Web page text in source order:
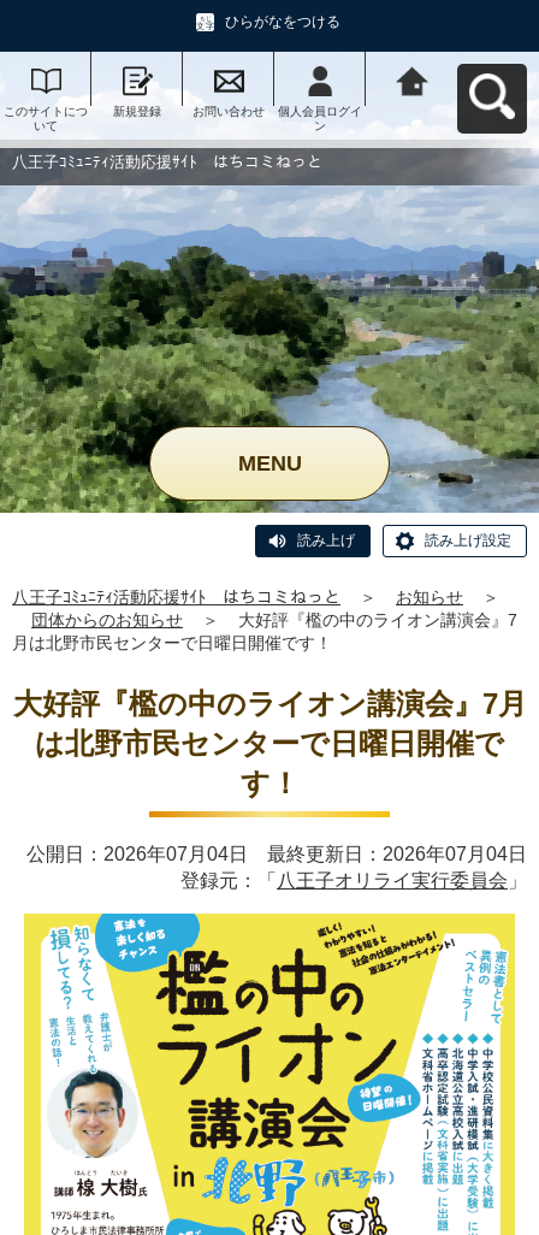
ひらがなをつける
このサイトにつ
いて
新規登録 お問い合わせ
個人会員ログイ
ン
動応援ｻｲﾄ はち
コミねっとへ戻
八王子ｺﾐｭﾆﾃｨ活動応援ｻｲﾄ はちコミねっと
MENU
読み上げ 読み上げ設定
八王子ｺﾐｭﾆﾃｨ活動応援ｻｲﾄ はちコミねっと ＞ お知らせ
＞
団体からのお知らせ
＞
大好評『檻の中のライオン講演会』7
月は北野市民センターで日曜日開催です！
大好評『檻の中のライオン講演会』7月
は北野市民センターで日曜日開催で
す！
公開日：2026年07月04日 最終更新日：2026年07月04日
登録元：「 八王子オリライ実行委員会 」